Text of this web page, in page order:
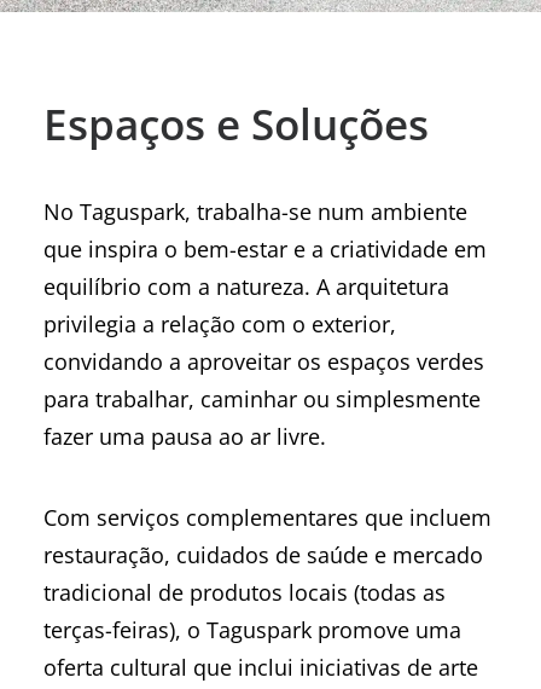
Espaços e Soluções
No Taguspark, trabalha-se num ambiente
que inspira o bem-estar e a criatividade em
equilíbrio com a natureza. A arquitetura
privilegia a relação com o exterior,
convidando a aproveitar os espaços verdes
para trabalhar, caminhar ou simplesmente
fazer uma pausa ao ar livre.
Com serviços complementares que incluem
restauração, cuidados de saúde e mercado
tradicional de produtos locais (todas as
terças-feiras), o Taguspark promove uma
oferta cultural que inclui iniciativas de arte